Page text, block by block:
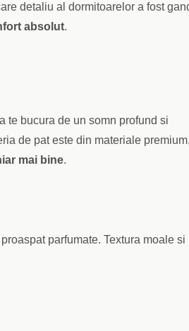
detaliu al dormitoarelor a fost
absolut.
te bucura de un somn profund si
de pat este din materiale premium,
mai bine.
parfumate. Textura moale si